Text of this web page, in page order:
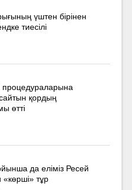
үштен бірінен
тиесілі
қордың
өтті
да еліміз Ресей
тұр